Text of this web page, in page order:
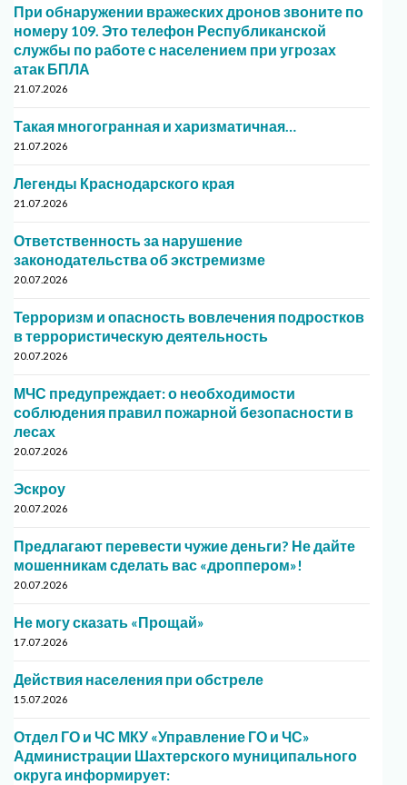
При обнаружении вражеских дронов звоните по
номеру 109. Это телефон Республиканской
службы по работе с населением при угрозах
атак БПЛА
21.07.2026
Такая многогранная и харизматичная…
21.07.2026
Легенды Краснодарского края
21.07.2026
Ответственность за нарушение
законодательства об экстремизме
20.07.2026
Терроризм и опасность вовлечения подростков
в террористическую деятельность
20.07.2026
МЧС предупреждает: о необходимости
соблюдения правил пожарной безопасности в
лесах
20.07.2026
Эскроу
20.07.2026
Предлагают перевести чужие деньги? Не дайте
мошенникам сделать вас «дроппером»!
20.07.2026
Не могу сказать «Прощай»
17.07.2026
Действия населения при обстреле
15.07.2026
Отдел ГО и ЧС МКУ «Управление ГО и ЧС»
Администрации Шахтерского муниципального
округа информирует: